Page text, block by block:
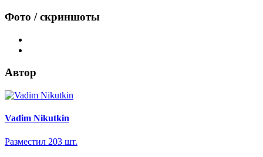
Фото / скриншоты
Автор
Vadim Nikutkin
Разместил 203 шт.